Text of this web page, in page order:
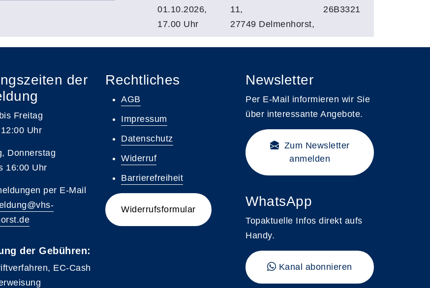
01.10.2026,
17.00 Uhr
11,
27749 Delmenhorst,
26B3321
der
Freitag
Uhr
Donnerstag
16:00 Uhr
per E-Mail
der Gebühren:
EC-Cash
Rechtliches
AGB
Impressum
Datenschutz
Widerruf
Barrierefreiheit
Widerrufsformular
Newsletter
Per E-Mail informieren wir Sie
über interessante Angebote.
Zum Newsletter
anmelden
WhatsApp
Topaktuelle Infos direkt aufs
Handy.
Kanal abonnieren